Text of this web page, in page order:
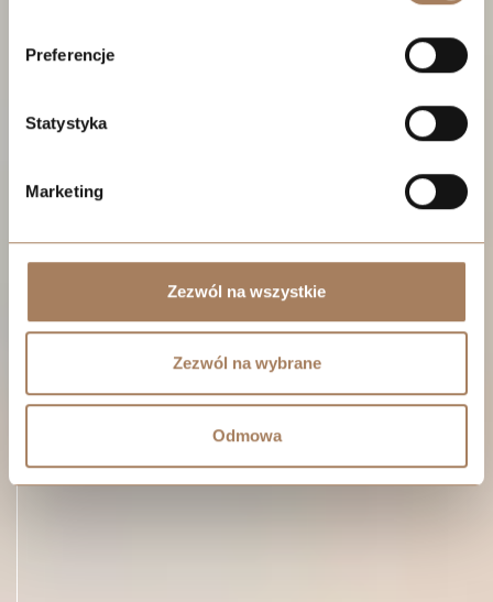
Preferencje
Statystyka
Marketing
Zezwól na wszystkie
Zezwól na wybrane
Odmowa